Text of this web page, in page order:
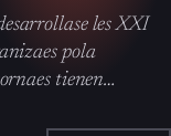
les XXI
pola
tienen…